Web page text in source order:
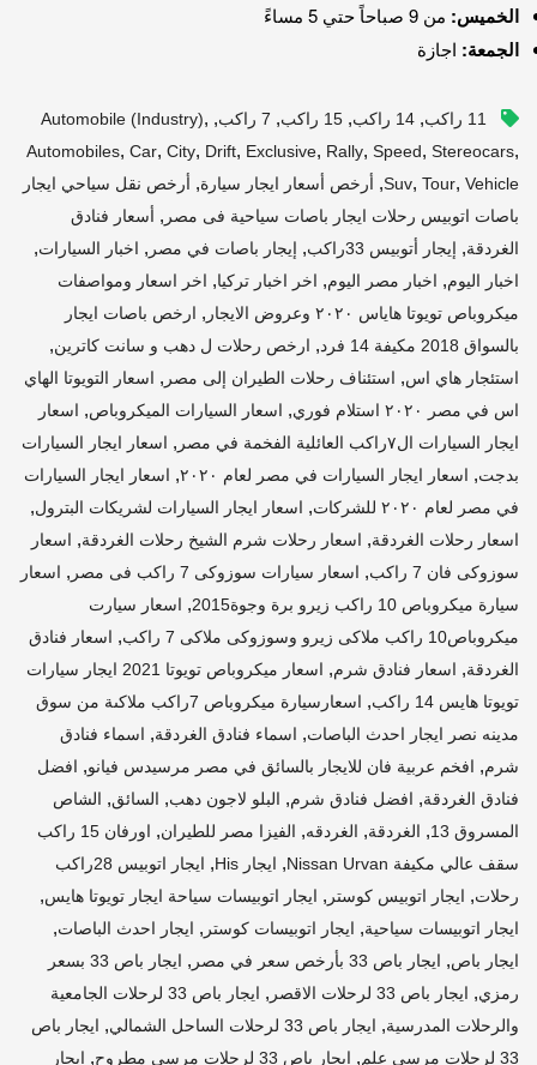
الخميس: من 9 صباحاً حتي 5 مساءً
الجمعة: اجازة
11 راكب , 14 راكب , 15 راكب , 7 راكب ,
Automobile (industry),
Automobiles, Car, City, Drift, Exclusive, Rally, Speed, Stereocars,
Suv, Tour, Vehicle
, أرخص أسعار ايجار سيارة, أرخص نقل سياحي ايجار
باصات اتوبيس رحلات ايجار باصات سياحية فى مصر , أسعار فنادق
الغردقة, إيجار أتوبيس 33راكب , إيجار باصات في مصر , اخبار السيارات,
اخبار اليوم, اخبار مصر اليوم, اخر اخبار تركيا, اخر اسعار ومواصفات
ميكروباص تويوتا هاياس ٢٠٢٠ وعروض الايجار
, ارخص باصات ايجار
بالسواق 2018 مكيفة 14 فرد
, ارخص رحلات ل دهب و سانت كاترين,
استئجار هاي اس, استئناف رحلات الطيران إلى مصر , اسعار التويوتا الهاي
اس في مصر ٢٠٢٠ استلام فوري
, اسعار السيارات الميكروباص, اسعار
ايجار السيارات ال٧راكب العائلية الفخمة في مصر
, اسعار ايجار السيارات
بدجت, اسعار ايجار السيارات في مصر لعام ٢٠٢٠ , اسعار ايجار السيارات
في مصر لعام ٢٠٢٠ للشركات
, اسعار ايجار السيارات لشريكات البترول,
اسعار رحلات الغردقة, اسعار رحلات شرم الشيخ رحلات الغردقة, اسعار
سوزوكى فان 7 راكب
, اسعار سيارات سوزوكى 7 راكب فى مصر , اسعار
سيارة ميكروباص 10 راكب زيرو برة وجوة2015
, اسعار سيارت
ميكروباص10 راكب ملاكى زيرو وسوزوكى ملاكى 7 راكب
, اسعار فنادق
الغردقة, اسعار فنادق شرم,
اسعار ميكروباص تويوتا 2021 ايجار سيارات
تويوتا هايس 14 راكب
,
اسعارسيارة ميكروباص 7راكب ملاكىة من سوق
مدينه نصر ايجار احدث الباصات, اسماء فنادق الغردقة, اسماء فنادق
شرم, افخم عربية فان للايجار بالسائق في مصر مرسيدس فيانو, افضل
فنادق الغردقة, افضل فنادق شرم, البلو لاجون دهب, السائق, الشاص
المسروق 13
, الغردقة, الغردقه, الفيزا مصر للطيران,
اورفان 15 راكب
سقف عالي مكيفة Nissan Urvan
, ايجار His ,
ايجار اتوبيس 28راكب
رحلات, ايجار اتوبيس كوستر , ايجار اتوبيسات سياحة ايجار تويوتا هايس,
ايجار اتوبيسات سياحية, ايجار اتوبيسات كوستر , ايجار احدث الباصات,
ايجار باص, ايجار باص 33 بأرخص سعر في مصر ,
ايجار باص 33 بسعر
رمزي, ايجار باص 33 لرحلات الاقصر ,
ايجار باص 33 لرحلات الجامعية
والرحلات المدرسية, ايجار باص 33 لرحلات الساحل الشمالي , ايجار باص
33 لرحلات مرسي علم
, ايجار باص 33 لرحلات مرسي مطروح , ايجار